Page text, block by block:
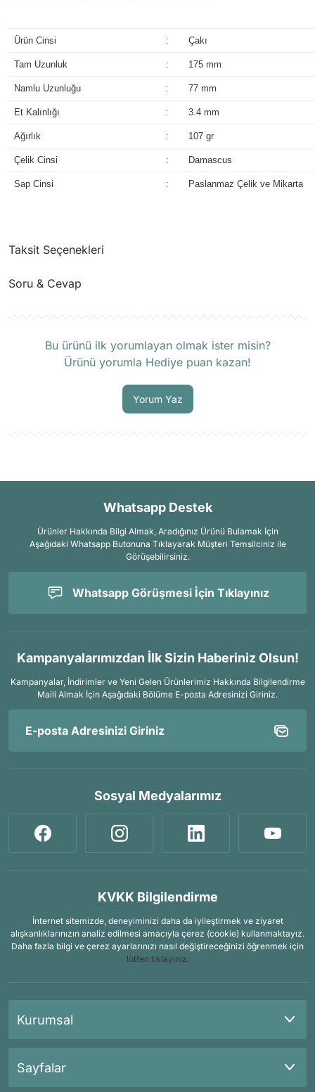
Ürün Cinsi : Çakı
Tam Uzunluk : 175 mm
Namlu Uzunluğu : 77 mm
Et Kalınlığı : 3.4 mm
Ağırlık : 107 gr
Çelik Cinsi : Damascus
Sap Cinsi : Paslanmaz Çelik ve Mikarta
Taksit Seçenekleri
Soru & Cevap
Bu ürünü ilk yorumlayan olmak ister misin?
Ürünü yorumla Hediye puan kazan!
Yorum Yaz
Whatsapp Destek
Ürünler Hakkında Bilgi Almak, Aradığınız Ürünü Bulamak İçin
Aşağıdaki Whatsapp Butonuna Tıklayarak Müşteri Temsilciniz ile
Görüşebilirsiniz.
Whatsapp Görüşmesi İçin Tıklayınız
Kampanyalarımızdan İlk Sizin Haberiniz Olsun!
Kampanyalar, İndirimler ve Yeni Gelen Ürünlerimiz Hakkında Bilgilendirme
Maili Almak İçin Aşağıdaki Bölüme E-posta Adresinizi Giriniz.
Sosyal Medyalarımız
KVKK Bilgilendirme
İnternet sitemizde, deneyiminizi daha da iyileştirmek ve ziyaret
alışkanlıklarınızın analiz edilmesi amacıyla çerez (cookie) kullanmaktayız.
Daha fazla bilgi ve çerez ayarlarınızı nasıl değiştireceğinizi öğrenmek için
lütfen tıklayınız.
Kurumsal
Sayfalar